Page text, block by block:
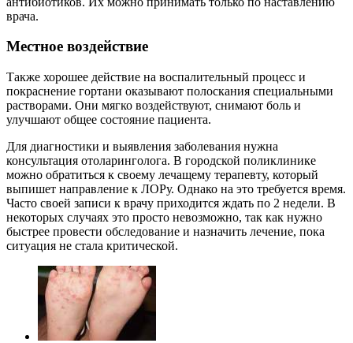
врача.
Местное воздействие
Также хорошее действие на воспалительный процесс и
покраснение гортани оказывают полоскания специальными
растворами. Они мягко воздействуют, снимают боль и
улучшают общее состояние пациента.
Для диагностики и выявления заболевания нужна
консультация отоларинголога. В городской поликлинике
можно обратиться к своему лечащему терапевту, который
выпишет направление к ЛОРу. Однако на это требуется время.
Часто своей записи к врачу приходится ждать по 2 недели. В
некоторых случаях это просто невозможно, так как нужно
быстрее провести обследование и назначить лечение, пока
ситуация не стала критической.